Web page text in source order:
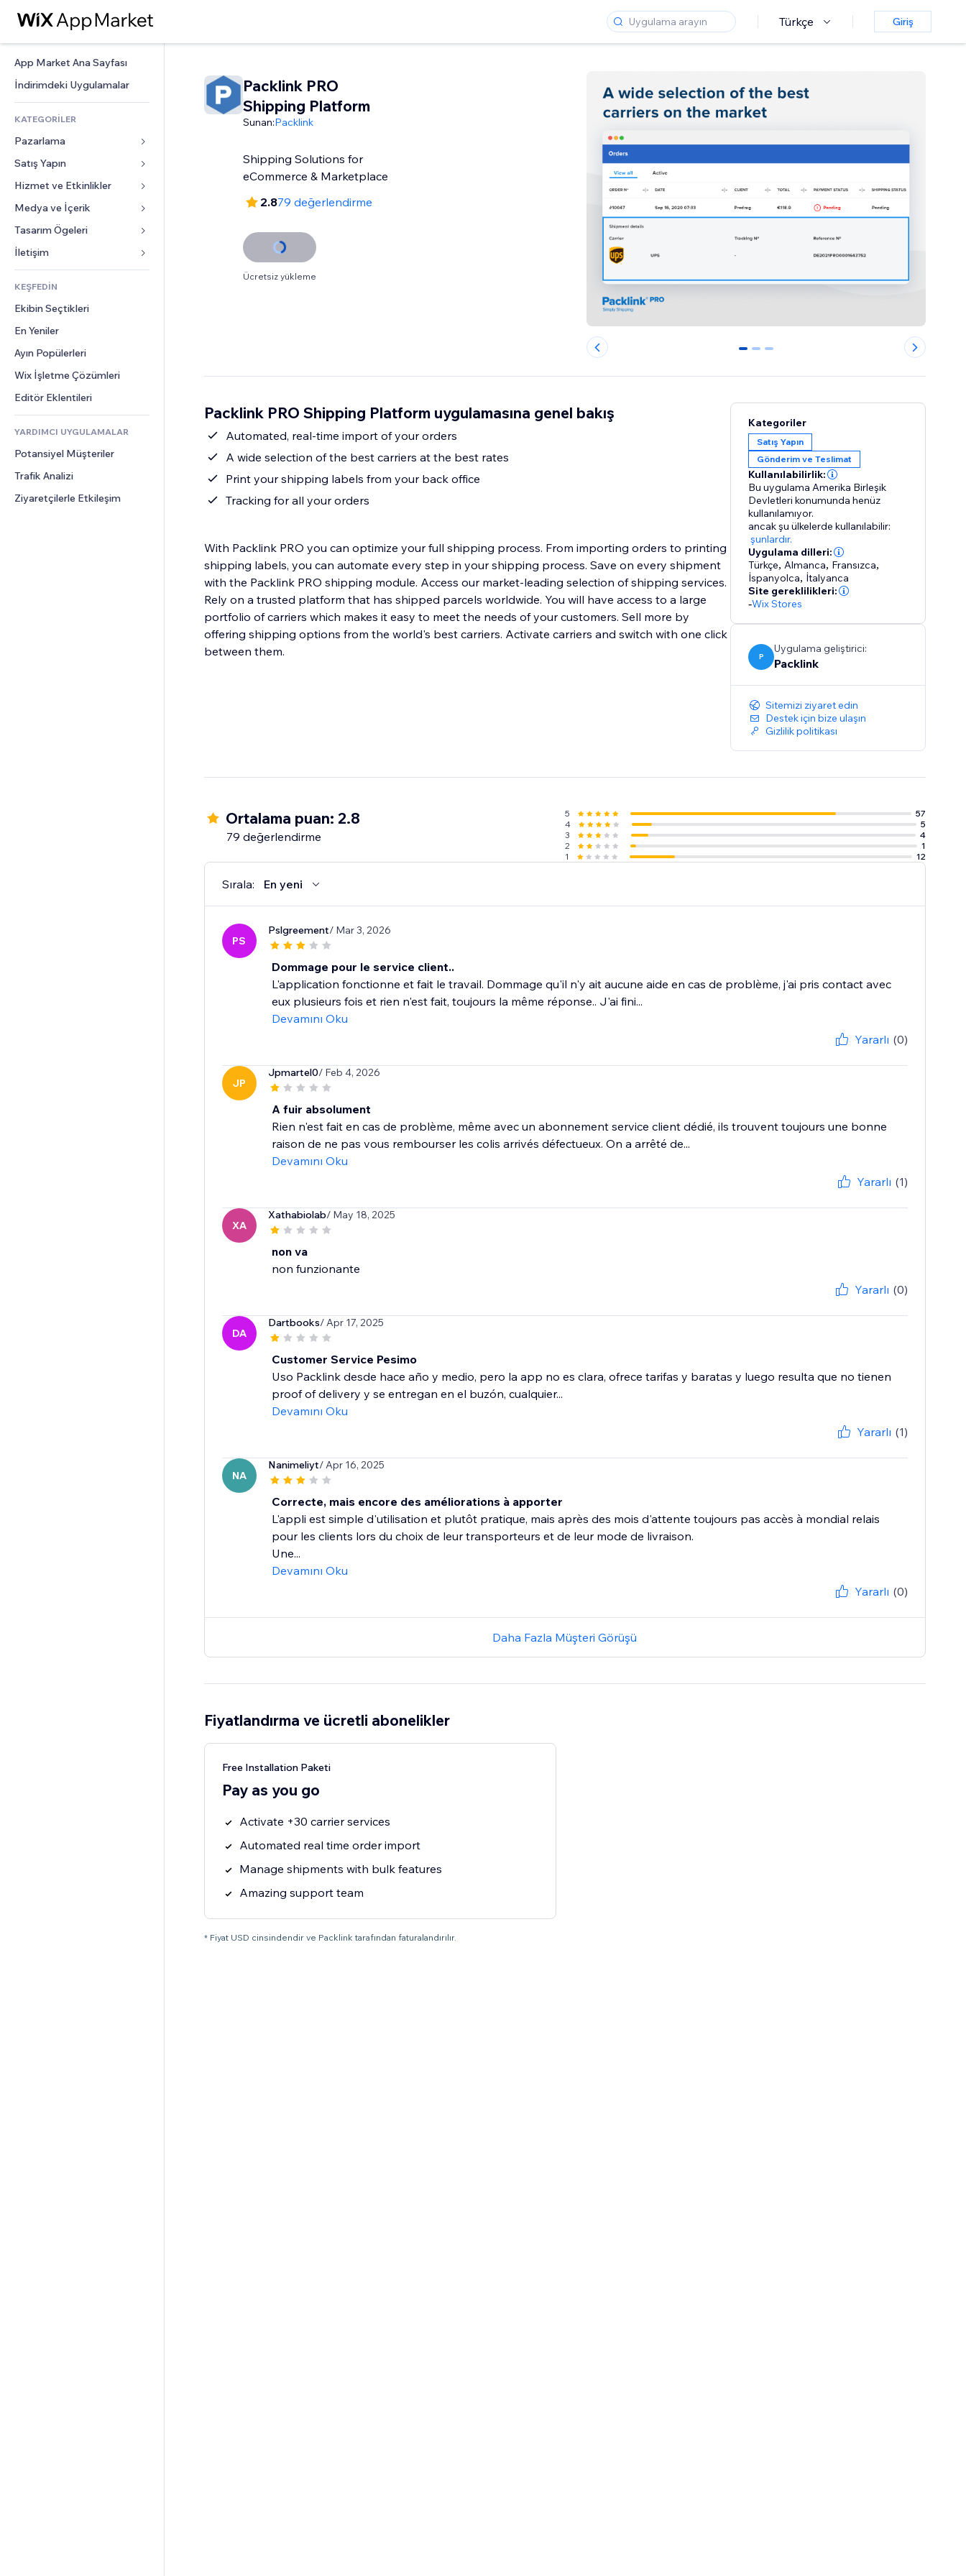
Türkçe Giriş
App Market Ana Sayfası
İndirimdeki Uygulamalar
KATEGORİLER
Pazarlama
Reklamlar
Mobil
Site Analizleri
Sosyal Ağ
Site Listeleri
E-posta
Satış Yapın
Mağazalar için uygulamalar
Gönderim ve Teslimat
Satış Düğmeleri
Muhasebe
Kuponlar ve Müşteri Sadakati
Depolama Çözümleri
Hizmet ve Etkinlikler
Oteller
Etkinlikler
Restoranlar
Emlak
Randevular
Medya ve İçerik
Galeri
Müzik
Podcast
Fotoğrafçılık
Video
PDF
Dosya Paylaşımı
Haberler
Tasarım Ögeleri
Haritalar ve Navigasyon
Gizlilik ve Güvenlik
Saat
Sayfa Şablonları
Görüntü Efektleri
Düğmeler ve Menüler
Afişler ve Rozetler
Hesap Makineleri
Arama
Hava Durumu
Grafik ve Tablolar
Formlar
Blog
Anketler
Sohbet
Yorumlar
Telefon
Topluluk
Değerlendirmeler ve Müşteri
KEŞFEDİN
Ekibin Seçtikleri
En Yeniler
Ayın Popülerleri
Wix İşletme Çözümleri
Editör Eklentileri
YARDIMCI UYGULAMALAR
Potansiyel Müşteriler
Trafik Analizi
Ziyaretçilerle Etkileşim
Packlink PRO
Shipping Platform
Sunan:Packlink
Shipping Solutions for
eCommerce & Marketplace
2.879 değerlendirme
Ücretsiz yükleme
0 1 2
Packlink PRO Shipping Platform uygulamasına genel bakış
Automated, real-time import of your orders
A wide selection of the best carriers at the best rates
Print your shipping labels from your back office
Tracking for all your orders
With Packlink PRO you can optimize your full shipping process. From importing orders to printing
shipping labels, you can automate every step in your shipping process. Save on every shipment
with the Packlink PRO shipping module. Access our market-leading selection of shipping services.
Rely on a trusted platform that has shipped parcels worldwide. You will have access to a large
portfolio of carriers which makes it easy to meet the needs of your customers. Sell more by
offering shipping options from the world's best carriers. Activate carriers and switch with one click
between them.
Kategoriler
Satış Yapın
Gönderim ve Teslimat
Kullanılabilirlik:
Bu uygulama Amerika Birleşik
Devletleri konumunda henüz
kullanılamıyor.
ancak şu ülkelerde kullanılabilir:
şunlardır.
Uygulama dilleri:
Türkçe, Almanca, Fransızca,
İspanyolca, İtalyanca
Site gereklilikleri:
-Wix Stores
P
Uygulama geliştirici:
Packlink
Sitemizi ziyaret edin
Destek için bize ulaşın
Gizlilik politikası
Ortalama puan: 2.8
79 değerlendirme
5
57
4
5
3
4
2
1
1
12
Sırala: En yeni
PS
Pslgreement/ Mar 3, 2026
Dommage pour le service client..
L'application fonctionne et fait le travail. Dommage qu'il n'y ait aucune aide en cas de problème, j'ai pris contact avec
eux plusieurs fois et rien n'est fait, toujours la même réponse.. J'ai fini...
Devamını Oku
Yararlı (0)
JP
Jpmartel0/ Feb 4, 2026
A fuir absolument
Rien n'est fait en cas de problème, même avec un abonnement service client dédié, ils trouvent toujours une bonne
raison de ne pas vous rembourser les colis arrivés défectueux. On a arrêté de...
Devamını Oku
Yararlı (1)
XA
Xathabiolab/ May 18, 2025
non va
non funzionante
Yararlı (0)
DA
Dartbooks/ Apr 17, 2025
Customer Service Pesimo
Uso Packlink desde hace año y medio, pero la app no es clara, ofrece tarifas y baratas y luego resulta que no tienen
proof of delivery y se entregan en el buzón, cualquier...
Devamını Oku
Yararlı (1)
NA
Nanimeliyt/ Apr 16, 2025
Correcte, mais encore des améliorations à apporter
L'appli est simple d'utilisation et plutôt pratique, mais après des mois d'attente toujours pas accès à mondial relais
pour les clients lors du choix de leur transporteurs et de leur mode de livraison.
Une...
Devamını Oku
Yararlı (0)
Daha Fazla Müşteri Görüşü
Fiyatlandırma ve ücretli abonelikler
Free Installation Paketi
Pay as you go
Activate +30 carrier services
Automated real time order import
Manage shipments with bulk features
Amazing support team
* Fiyat USD cinsindendir ve Packlink tarafından faturalandırılır.